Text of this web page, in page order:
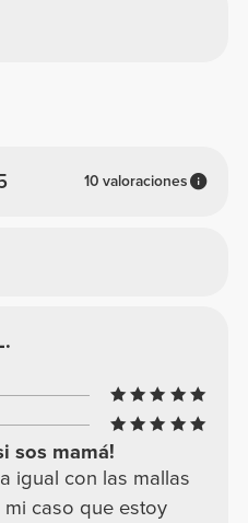
10 valoraciones
sos mamá!
igual con las mallas
caso que estoy